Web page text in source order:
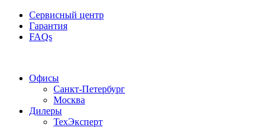
Сервисный центр
Гарантия
FAQs
Офисы
Санкт-Петербург
Москва
Дилеры
ТехЭксперт